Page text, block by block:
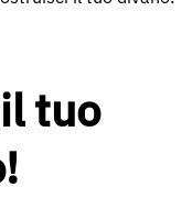
tuo